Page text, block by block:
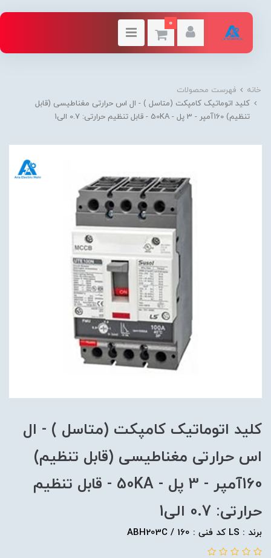
0
خانه
فهرست محصولات
کلید اتوماتیک کامپکت (متاسل ) - ال اس حرارتی مغناطیسی (قابل
تنظیم) 160آمپر - 3 پل - 50KA - قابل تنظیم حرارتی: 0.7 الی1
کلید اتوماتیک کامپکت (متاسل ) - ال
اس حرارتی مغناطیسی (قابل تنظیم)
160آمپر - 3 پل - 50KA - قابل تنظیم
حرارتی: 0.7 الی1
برند : LS کد فنی : ABH203C / 160